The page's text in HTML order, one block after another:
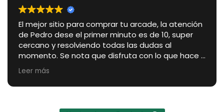
El mejor sitio para comprar tu arcade, la atención
de Pedro dese el primer minuto es de 10, super
cercano y resolviendo todas las dudas al
momento. Se nota que disfruta con lo que hace y
te aconseja como a un amigo, con total
sinceridad para que elijas lo que más se acople a
tus necesidades, además se adapta
técnico explicando todo perfectamente. Es un
Leer más